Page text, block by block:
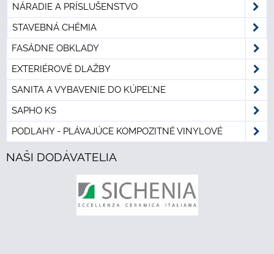
NÁRADIE A PRÍSLUŠENSTVO
STAVEBNÁ CHÉMIA
FASÁDNE OBKLADY
EXTERIÉROVÉ DLAŽBY
SANITA A VYBAVENIE DO KÚPEĽNE
SAPHO KS
PODLAHY - PLÁVAJÚCE KOMPOZITNÉ VINYLOVÉ
NAŠI DODÁVATELIA